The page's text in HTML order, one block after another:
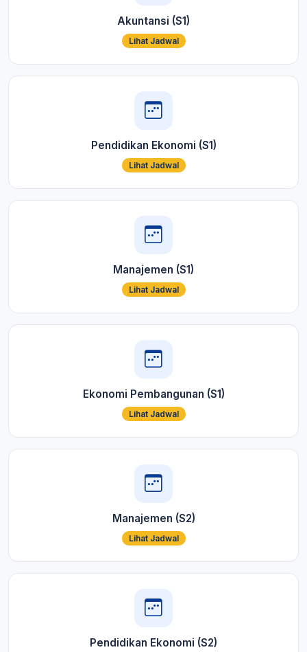
Akuntansi (S1)
Lihat Jadwal
Pendidikan Ekonomi (S1)
Lihat Jadwal
Manajemen (S1)
Lihat Jadwal
Ekonomi Pembangunan (S1)
Lihat Jadwal
Manajemen (S2)
Lihat Jadwal
Pendidikan Ekonomi (S2)